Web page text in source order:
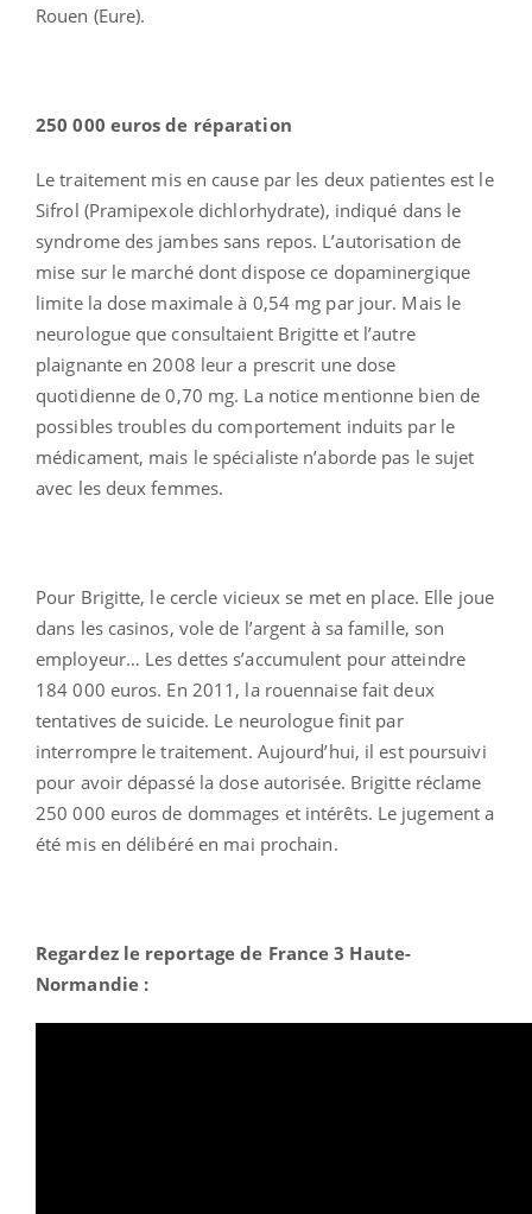
Rouen (Eure).
250 000 euros de réparation
Le traitement mis en cause par les deux patientes est le
Sifrol (Pramipexole dichlorhydrate), indiqué dans le
syndrome des jambes sans repos. L’autorisation de
mise sur le marché dont dispose ce dopaminergique
limite la dose maximale à 0,54 mg par jour. Mais le
neurologue que consultaient Brigitte et l’autre
plaignante en 2008 leur a prescrit une dose
quotidienne de 0,70 mg. La notice mentionne bien de
possibles troubles du comportement induits par le
médicament, mais le spécialiste n’aborde pas le sujet
avec les deux femmes.
Pour Brigitte, le cercle vicieux se met en place. Elle joue
dans les casinos, vole de l’argent à sa famille, son
employeur… Les dettes s’accumulent pour atteindre
184 000 euros. En 2011, la rouennaise fait deux
tentatives de suicide. Le neurologue finit par
interrompre le traitement. Aujourd’hui, il est poursuivi
pour avoir dépassé la dose autorisée. Brigitte réclame
250 000 euros de dommages et intérêts. Le jugement a
été mis en délibéré en mai prochain.
Regardez le reportage de France 3 Haute-
Normandie :